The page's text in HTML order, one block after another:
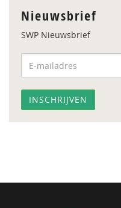
Nieuwsbrief
SWP Nieuwsbrief